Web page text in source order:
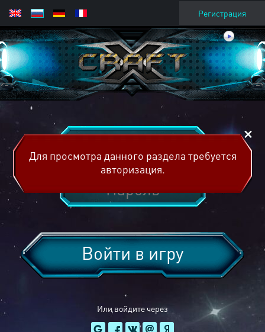
Регистрация
Или войдите через
Войти в игру
Для просмотра данного раздела требуется
авторизация.